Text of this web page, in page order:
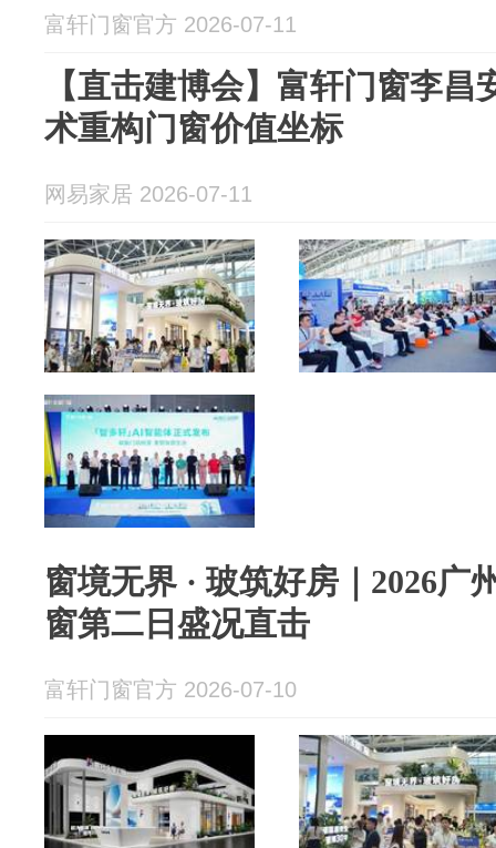
富轩门窗官方 2026-07-11
【直击建博会】富轩门窗李
术重构门窗价值坐标
网易家居 2026-07-11
窗境无界 · 玻筑好房｜2026广
窗第二日盛况直击
富轩门窗官方 2026-07-10